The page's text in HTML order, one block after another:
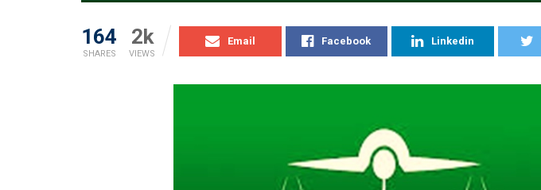
164
SHARES
2k
VIEWS
Email Facebook Linkedin